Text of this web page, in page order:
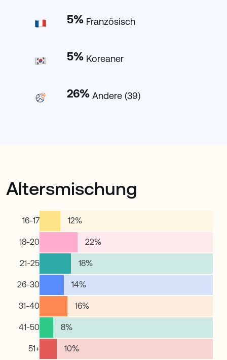
5% Französisch
5% Koreaner
26% Andere (39)
Altersmischung
16-17 12%
18-20 22%
21-25 18%
26-30 14%
31-40 16%
41-50 8%
51+ 10%